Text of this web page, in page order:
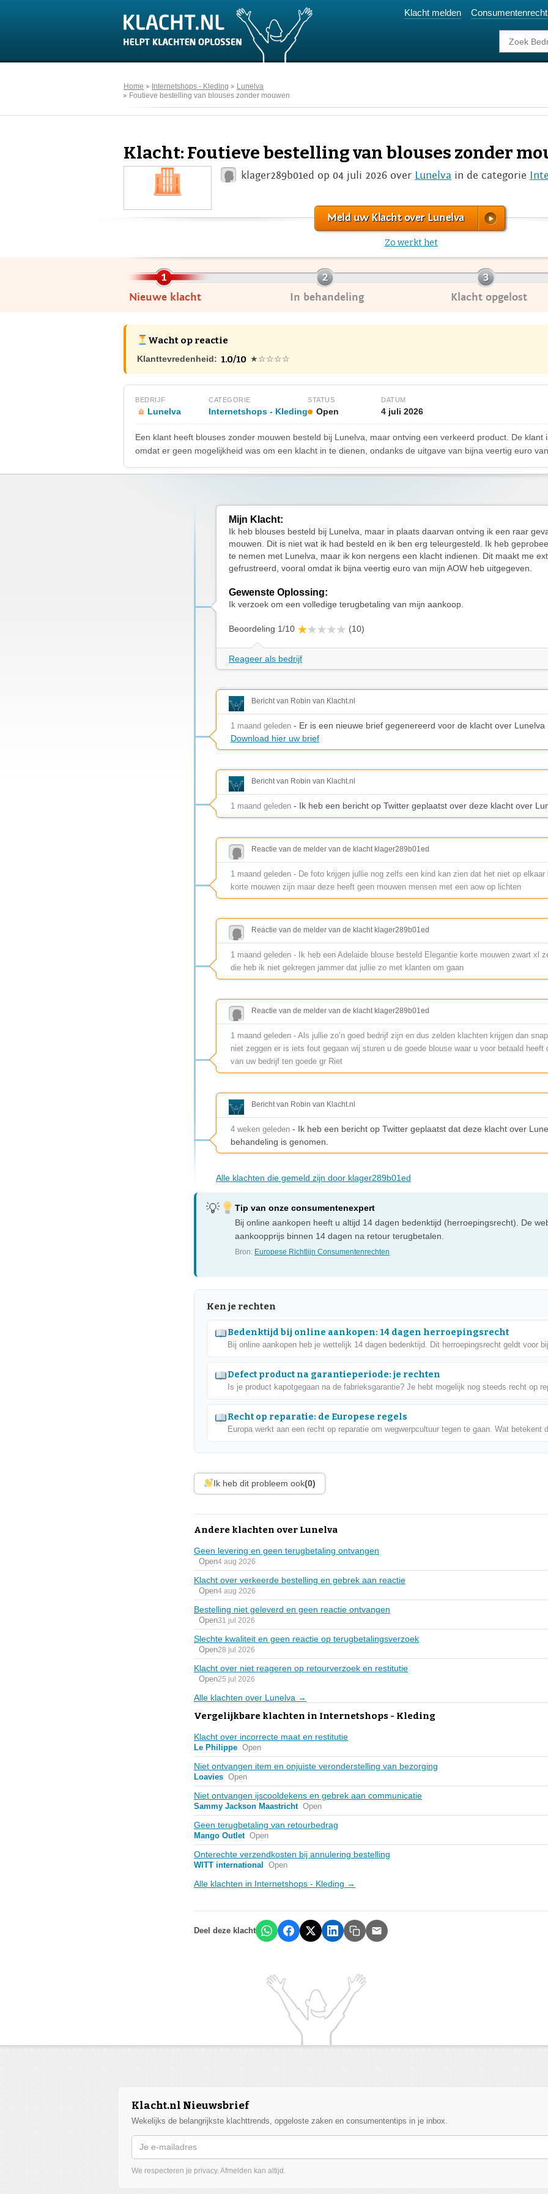
Klacht melden Consumentenrecht
Home Internetshops - Kleding
Lunelva
Foutieve bestelling van blouses zonder mouwen
Klacht: Foutieve bestelling van blouses zonder
klager289b01ed op 04 juli 2026 over Lunelva in de categorie
Meld uw Klacht over Lunelva
Zo werkt het
Nieuwe klacht In behandeling Klacht opgelost
Wacht op reactie
Klanttevredenheid: 1.0/10 ★☆☆☆☆
BEDRIJF
Lunelva
CATEGORIE
Internetshops - Kleding
STATUS
Open
DATUM
4 juli 2026
Een klant heeft blouses zonder mouwen besteld bij Lunelva, maar ontving een verkeerd product. De klant
omdat er geen mogelijkheid was om een klacht in te dienen, ondanks de uitgave van bijna veertig euro van
Mijn Klacht:
Ik heb blouses besteld bij Lunelva, maar in plaats daarvan ontving ik een raar
mouwen. Dit is niet wat ik had besteld en ik ben erg teleurgesteld. Ik heb
te nemen met Lunelva, maar ik kon nergens een klacht indienen. Dit maakt me
gefrustreerd, vooral omdat ik bijna veertig euro van mijn AOW heb uitgegeven.
Gewenste Oplossing:
Ik verzoek om een volledige terugbetaling van mijn aankoop.
Beoordeling 1/10 (10)
Reageer als bedrijf
Bericht van Robin van Klacht.nl
1 maand geleden - Er is een nieuwe brief gegenereerd voor de klacht over Lunelva
Download hier uw brief
Bericht van Robin van Klacht.nl
1 maand geleden - Ik heb een bericht op Twitter geplaatst over deze klacht over
Reactie van de melder van de klacht klager289b01ed
1 maand geleden - De foto krijgen jullie nog zelfs een kind kan zien dat het niet op
korte mouwen zijn maar deze heeft geen mouwen mensen met een aow op lichten
Reactie van de melder van de klacht klager289b01ed
1 maand geleden - Ik heb een Adelaide blouse besteld Elegantie korte mouwen zwart xl
die heb ik niet gekregen jammer dat jullie zo met klanten om gaan
Reactie van de melder van de klacht klager289b01ed
1 maand geleden - Als jullie zo’n goed bedrijf zijn en dus zelden klachten krijgen dan
niet zeggen er is iets fout gegaan wij sturen u de goede blouse waar u voor betaald heeft
van uw bedrijf ten goede gr Riet
Bericht van Robin van Klacht.nl
4 weken geleden - Ik heb een bericht op Twitter geplaatst dat deze klacht over
behandeling is genomen.
Alle klachten die gemeld zijn door klager289b01ed
Tip van onze consumentenexpert
Bij online aankopen heeft u altijd 14 dagen bedenktijd (herroepingsrecht). De
aankoopprijs binnen 14 dagen na retour terugbetalen.
Bron: Europese Richtlijn Consumentenrechten
Ken je rechten
Bedenktijd bij online aankopen: 14 dagen herroepingsrecht
Bij online aankopen heb je wettelijk 14 dagen bedenktijd. Dit herroepingsrecht geldt voor
Defect product na garantieperiode: je rechten
Is je product kapotgegaan na de fabrieksgarantie? Je hebt mogelijk nog steeds recht op
Recht op reparatie: de Europese regels
Europa werkt aan een recht op reparatie om wegwerpcultuur tegen te gaan. Wat betekent
Ik heb dit probleem ook(0)
Andere klachten over Lunelva
Geen levering en geen terugbetaling ontvangen
Open4 aug 2026
Klacht over verkeerde bestelling en gebrek aan reactie
Open4 aug 2026
Bestelling niet geleverd en geen reactie ontvangen
Open31 jul 2026
Slechte kwaliteit en geen reactie op terugbetalingsverzoek
Open28 jul 2026
Klacht over niet reageren op retourverzoek en restitutie
Open25 jul 2026
Alle klachten over Lunelva →
Vergelijkbare klachten in Internetshops - Kleding
Klacht over incorrecte maat en restitutie
Le Philippe Open
Niet ontvangen item en onjuiste veronderstelling van bezorging
Loavies Open
Niet ontvangen ijscooldekens en gebrek aan communicatie
Sammy Jackson Maastricht Open
Geen terugbetaling van retourbedrag
Mango Outlet Open
Onterechte verzendkosten bij annulering bestelling
WITT international Open
Alle klachten in Internetshops - Kleding →
Deel deze klacht
Klacht.nl Nieuwsbrief
Wekelijks de belangrijkste klachttrends, opgeloste zaken en consumententips in je inbox.
We respecteren je privacy. Afmelden kan altijd.